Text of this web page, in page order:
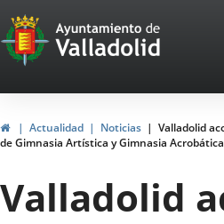
Portal
Web
del
Ayuntamiento
de
Valladolid
HomeActualidad Noticias
Valladolid
de Gimnasia Artística y Gimnasia Acrobática
Valladolid